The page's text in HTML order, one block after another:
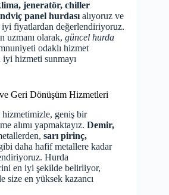
jeneratör, chiller
panel hurdası alıyoruz ve
fiyatlardan değerlendiriyoruz.
uzmanı olarak, güncel hurda
odaklı hizmet
iyi hizmeti sunmayı
Geri Dönüşüm Hizmetleri
hizmetimizle, geniş bir
alımı yapmaktayız. Demir,
sarı pirinç,
daha hafif metallere kadar
Hurda
en iyi şekilde belirliyor,
size en yüksek kazancı